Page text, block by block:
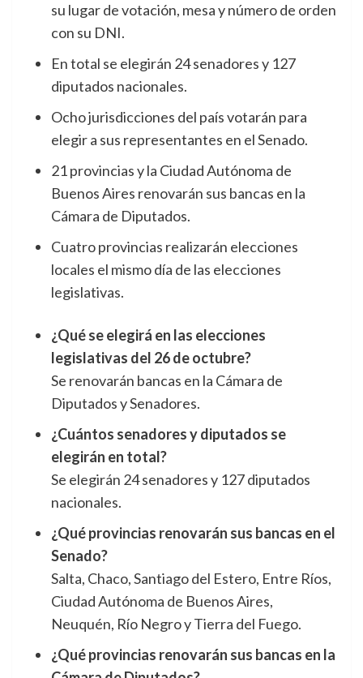
su lugar de votación, mesa y número de orden
con su DNI.
En total se elegirán 24 senadores y 127
diputados nacionales.
Ocho jurisdicciones del país votarán para
elegir a sus representantes en el Senado.
21 provincias y la Ciudad Autónoma de
Buenos Aires renovarán sus bancas en la
Cámara de Diputados.
Cuatro provincias realizarán elecciones
locales el mismo día de las elecciones
legislativas.
¿Qué se elegirá en las elecciones
legislativas del 26 de octubre?
Se renovarán bancas en la Cámara de
Diputados y Senadores.
¿Cuántos senadores y diputados se
elegirán en total?
Se elegirán 24 senadores y 127 diputados
nacionales.
¿Qué provincias renovarán sus bancas en el
Senado?
Salta, Chaco, Santiago del Estero, Entre Ríos,
Ciudad Autónoma de Buenos Aires,
Neuquén, Río Negro y Tierra del Fuego.
¿Qué provincias renovarán sus bancas en la